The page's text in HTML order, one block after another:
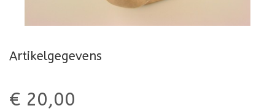
Artikelgegevens
€ 20,00